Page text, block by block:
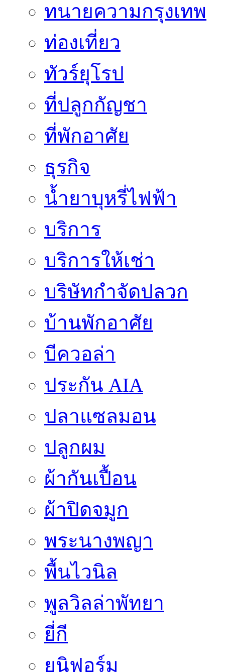
ทนายความกรุงเทพ
ท่องเที่ยว
ทัวร์ยุโรป
ที่ปลูกกัญชา
ที่พักอาศัย
ธุรกิจ
น้ำยาบุหรี่ไฟฟ้า
บริการ
บริการให้เช่า
บริษัทกำจัดปลวก
บ้านพักอาศัย
บีควอล่า
ประกัน AIA
ปลาแซลมอน
ปลูกผม
ผ้ากันเปื้อน
ผ้าปิดจมูก
พระนางพญา
พื้นไวนิล
พูลวิลล่าพัทยา
ยี่กี
ยูนิฟอร์ม